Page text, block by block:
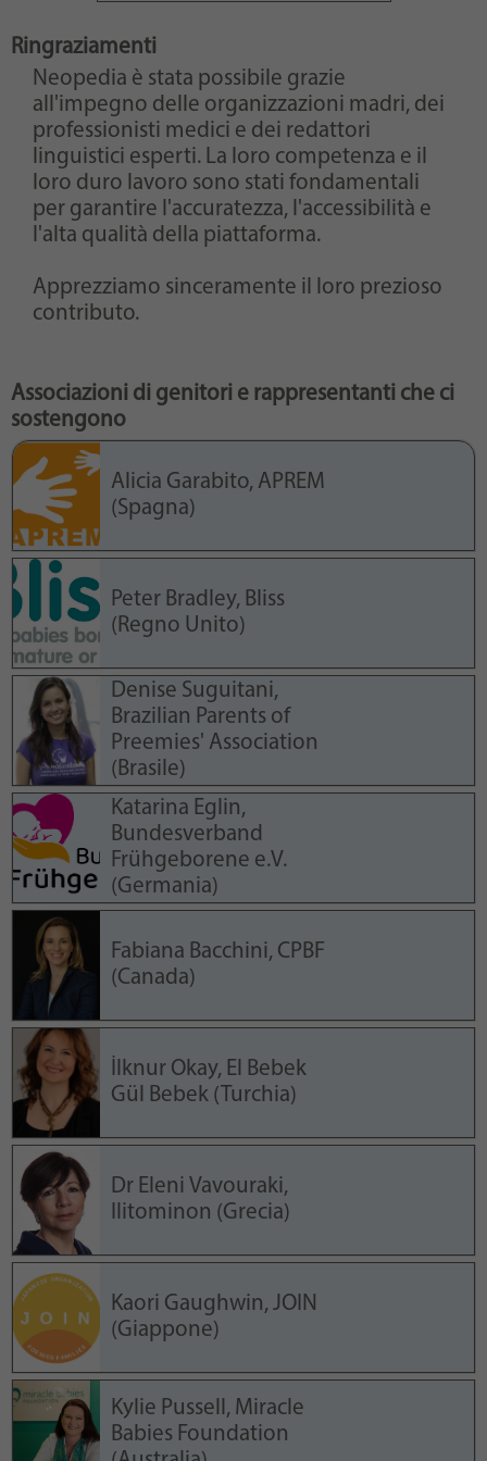
Ringraziamenti
Neopedia è stata possibile grazie
all'impegno delle organizzazioni madri, dei
professionisti medici e dei redattori
linguistici esperti. La loro competenza e il
loro duro lavoro sono stati fondamentali
per garantire l'accuratezza, l'accessibilità e
l'alta qualità della piattaforma.
Apprezziamo sinceramente il loro prezioso
contributo.
Associazioni di genitori e rappresentanti che ci
sostengono
Alicia Garabito, APREM
(Spagna)
Peter Bradley, Bliss
(Regno Unito)
Denise Suguitani,
Brazilian Parents of
Preemies' Association
(Brasile)
Katarina Eglin,
Bundesverband
Frühgeborene e.V.
(Germania)
Fabiana Bacchini, CPBF
(Canada)
İlknur Okay, El Bebek
Gül Bebek (Turchia)
Dr Eleni Vavouraki,
Ilitominon (Grecia)
Kaori Gaughwin, JOIN
(Giappone)
Kylie Pussell, Miracle
Babies Foundation
generierte ID, für die historische Speicherung
Webseiten-Betreiber dies eingestellt hat.